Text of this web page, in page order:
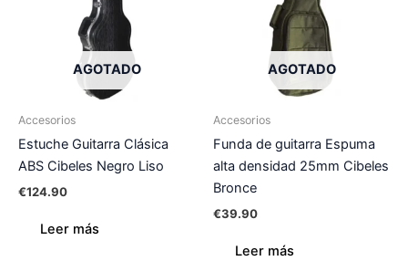
AGOTADO
Accesorios
Estuche Guitarra Clásica
ABS Cibeles Negro Liso
€124.90
Leer más
AGOTADO
Accesorios
Funda de guitarra Espuma
alta densidad 25mm Cibeles
Bronce
€39.90
Leer más